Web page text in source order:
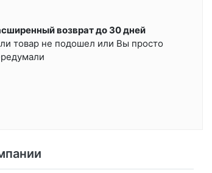
возврат до 30 дней
товар не подошел или Вы просто